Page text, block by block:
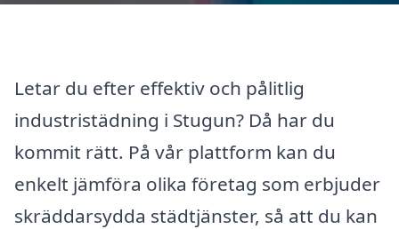
Letar du efter effektiv och pålitlig
industristädning i Stugun? Då har du
kommit rätt. På vår plattform kan du
enkelt jämföra olika företag som erbjuder
skräddarsydda städtjänster, så att du kan